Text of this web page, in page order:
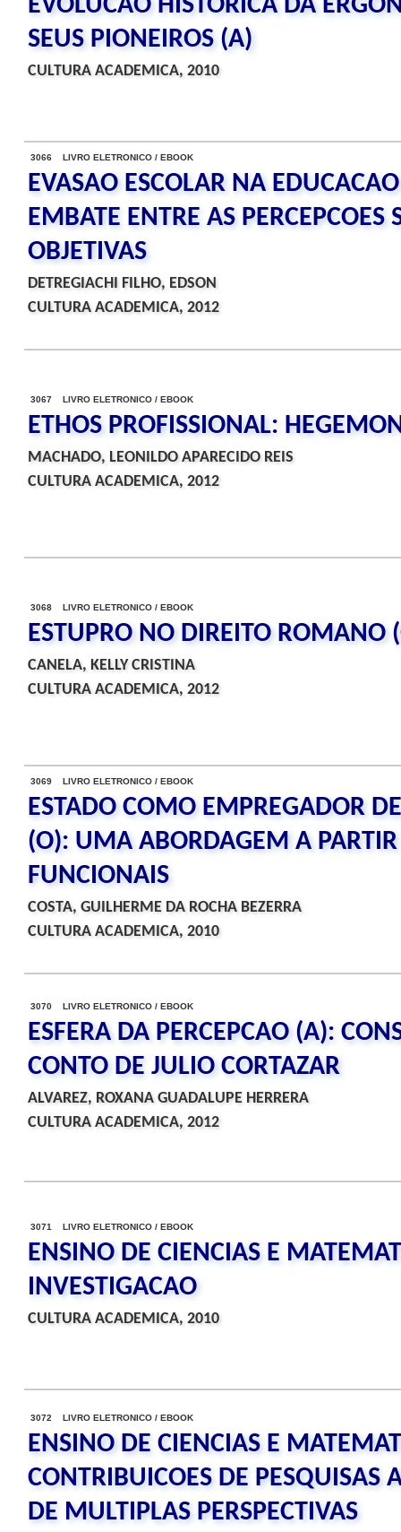
EVOLUCAO HISTORICA DA
SEUS PIONEIROS (A)
CULTURA ACADEMICA, 2010
3066 LIVRO ELETRONICO / EBOOK
EVASAO ESCOLAR NA
EMBATE ENTRE AS PERCEPCOES
OBJETIVAS
DETREGIACHI FILHO, EDSON
CULTURA ACADEMICA, 2012
3067 LIVRO ELETRONICO / EBOOK
ETHOS PROFISSIONAL:
MACHADO, LEONILDO APARECIDO REIS
CULTURA ACADEMICA, 2012
3068 LIVRO ELETRONICO / EBOOK
ESTUPRO NO DIREITO ROMANO
CANELA, KELLY CRISTINA
CULTURA ACADEMICA, 2012
3069 LIVRO ELETRONICO / EBOOK
ESTADO COMO EMPREGADOR
(O): UMA ABORDAGEM A
FUNCIONAIS
COSTA, GUILHERME DA ROCHA BEZERRA
CULTURA ACADEMICA, 2010
3070 LIVRO ELETRONICO / EBOOK
ESFERA DA PERCEPCAO (A):
CONTO DE JULIO CORTAZAR
ALVAREZ, ROXANA GUADALUPE HERRERA
CULTURA ACADEMICA, 2012
3071 LIVRO ELETRONICO / EBOOK
ENSINO DE CIENCIAS E
INVESTIGACAO
CULTURA ACADEMICA, 2010
3072 LIVRO ELETRONICO / EBOOK
ENSINO DE CIENCIAS E
CONTRIBUICOES DE PESQUISAS
DE MULTIPLAS PERSPECTIVAS